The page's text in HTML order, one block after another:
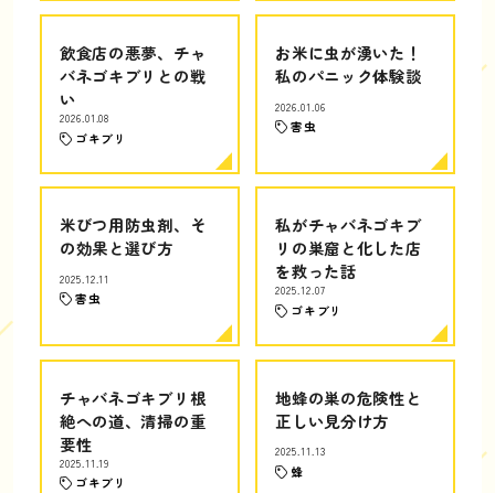
飲食店の悪夢、チャ
バネゴキブリとの戦
い
2026.01.08
ゴキブリ
お米に虫が湧いた！
私のパニック体験談
2026.01.06
害虫
米びつ用防虫剤、そ
の効果と選び方
2025.12.11
害虫
私がチャバネゴキブ
リの巣窟と化した店
を救った話
2025.12.07
ゴキブリ
チャバネゴキブリ根
絶への道、清掃の重
要性
2025.11.19
ゴキブリ
地蜂の巣の危険性と
正しい見分け方
2025.11.13
蜂